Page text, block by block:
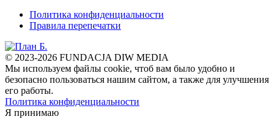
Политика конфиденциальности
Правила перепечатки
© 2023-2026 FUNDACJA DIW MEDIA
Мы используем файлы cookie, чтоб вам было удобно и
безопасно пользоваться нашим сайтом, а также для улучшения
его работы.
Политика конфиденциальности
Я принимаю